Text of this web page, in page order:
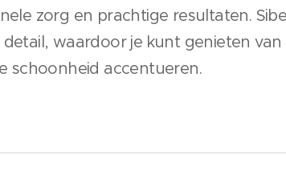
zorg en prachtige resultaten.
waardoor je kunt genieten
schoonheid accentueren.